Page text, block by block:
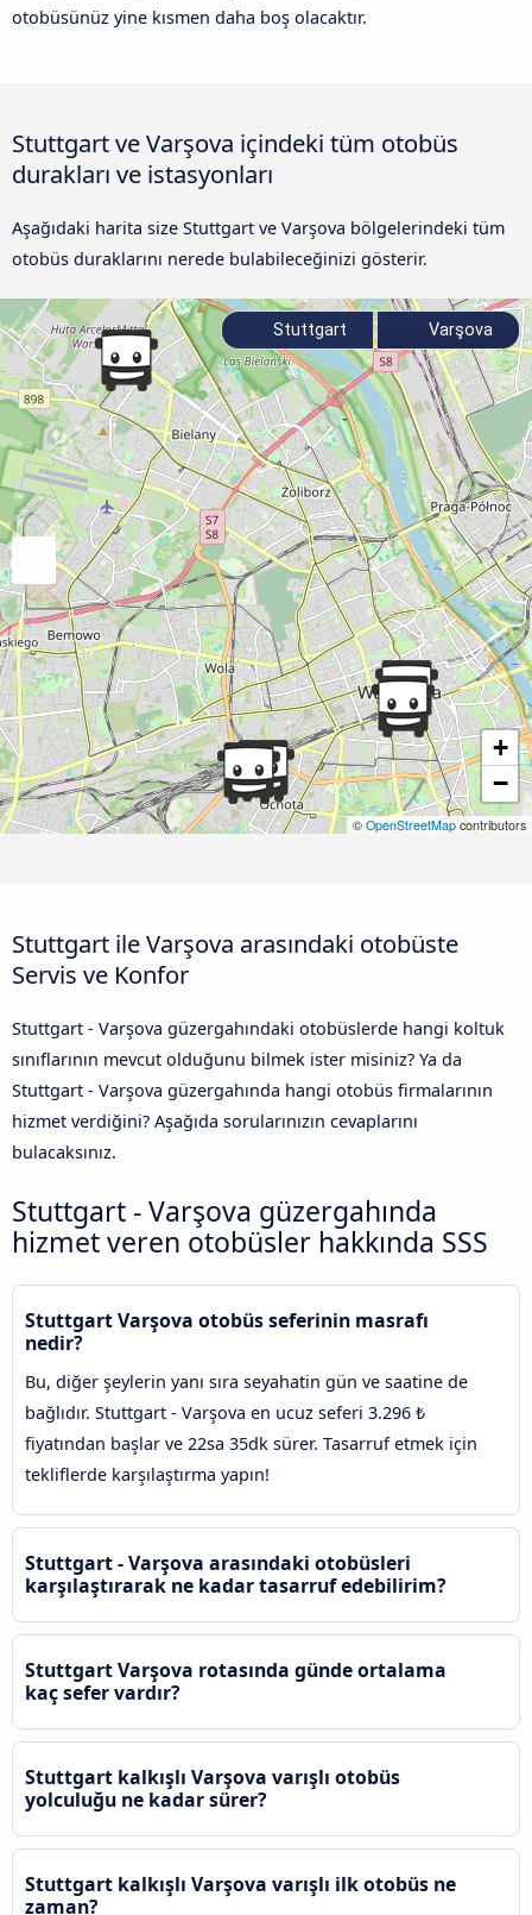
otobüsünüz yine kısmen daha boş olacaktır.
Stuttgart ve Varşova içindeki tüm otobüs
durakları ve istasyonları
Aşağıdaki harita size Stuttgart ve Varşova bölgelerindeki tüm
otobüs duraklarını nerede bulabileceğinizi gösterir.
+
−
© OpenStreetMap contributors
Stuttgart Varşova
Stuttgart ile Varşova arasındaki otobüste
Servis ve Konfor
Stuttgart - Varşova güzergahındaki otobüslerde hangi koltuk
sınıflarının mevcut olduğunu bilmek ister misiniz? Ya da
Stuttgart - Varşova güzergahında hangi otobüs firmalarının
hizmet verdiğini? Aşağıda sorularınızın cevaplarını
bulacaksınız.
Stuttgart - Varşova güzergahında
hizmet veren otobüsler hakkında SSS
Stuttgart Varşova otobüs seferinin masrafı
nedir?
Bu, diğer şeylerin yanı sıra seyahatin gün ve saatine de
bağlıdır. Stuttgart - Varşova en ucuz seferi 3.296 ₺
fiyatından başlar ve 22sa 35dk sürer. Tasarruf etmek için
tekliflerde karşılaştırma yapın!
Stuttgart - Varşova arasındaki otobüsleri
karşılaştırarak ne kadar tasarruf edebilirim?
Stuttgart Varşova rotasında günde ortalama
kaç sefer vardır?
Stuttgart kalkışlı Varşova varışlı otobüs
yolculuğu ne kadar sürer?
Stuttgart kalkışlı Varşova varışlı ilk otobüs ne
zaman?